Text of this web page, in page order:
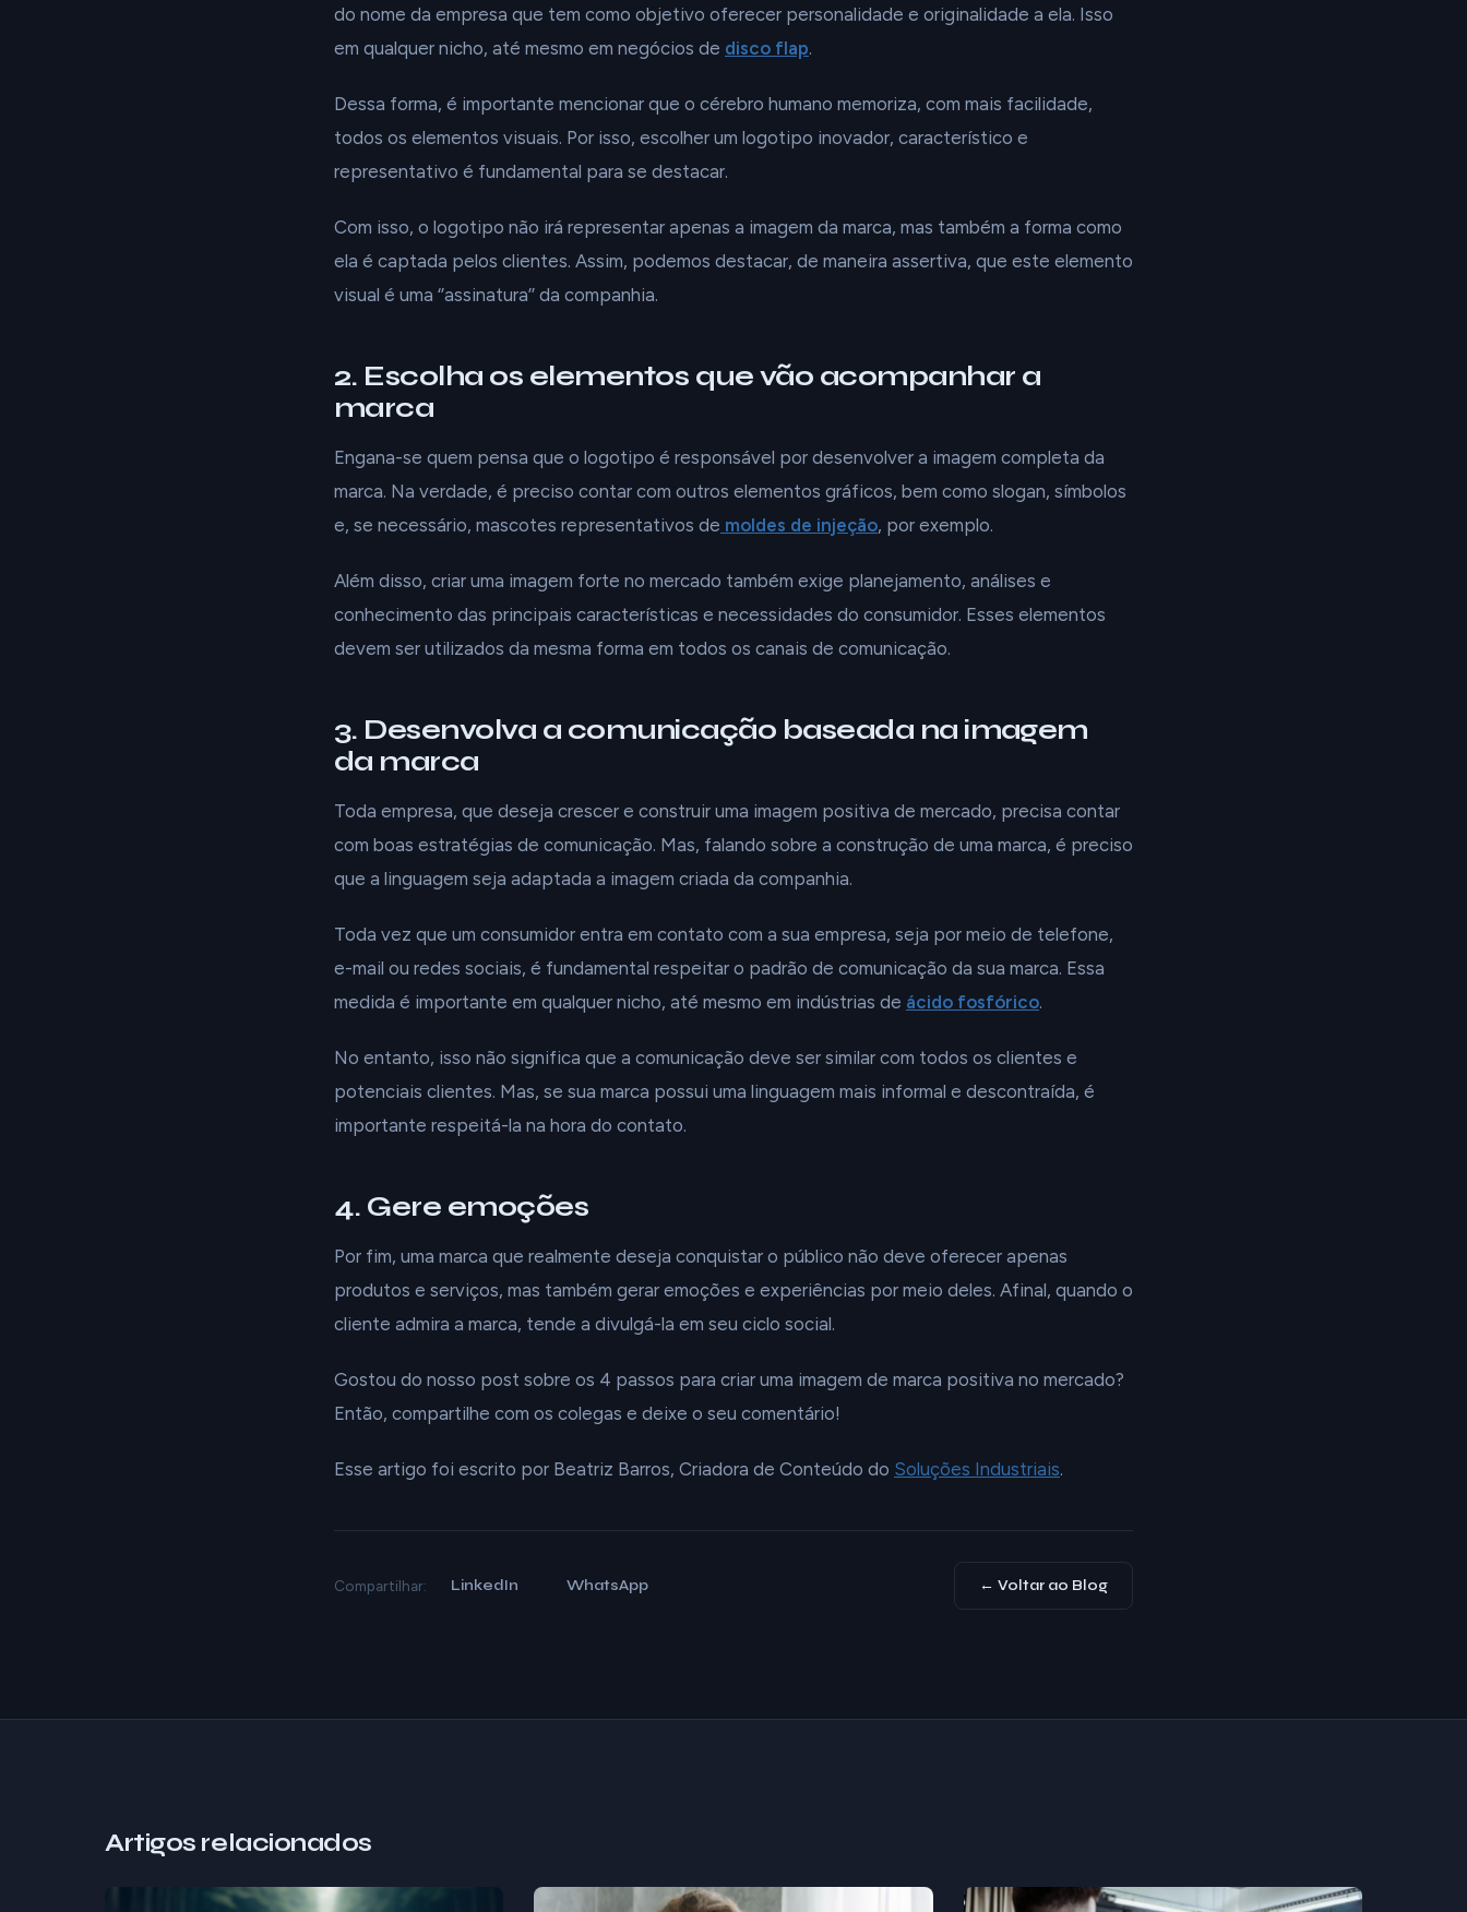
do nome da empresa que tem como objetivo oferecer personalidade e originalidade a ela. Isso
em qualquer nicho, até mesmo em negócios de disco flap.
Dessa forma, é importante mencionar que o cérebro humano memoriza, com mais facilidade,
todos os elementos visuais. Por isso, escolher um logotipo inovador, característico e
representativo é fundamental para se destacar.
Com isso, o logotipo não irá representar apenas a imagem da marca, mas também a forma como
ela é captada pelos clientes. Assim, podemos destacar, de maneira assertiva, que este elemento
visual é uma ‘’assinatura’’ da companhia.
2. Escolha os elementos que vão acompanhar a
marca
Engana-se quem pensa que o logotipo é responsável por desenvolver a imagem completa da
marca. Na verdade, é preciso contar com outros elementos gráficos, bem como slogan, símbolos
e, se necessário, mascotes representativos de moldes de injeção, por exemplo.
Além disso, criar uma imagem forte no mercado também exige planejamento, análises e
conhecimento das principais características e necessidades do consumidor. Esses elementos
devem ser utilizados da mesma forma em todos os canais de comunicação.
3. Desenvolva a comunicação baseada na imagem
da marca
Toda empresa, que deseja crescer e construir uma imagem positiva de mercado, precisa contar
com boas estratégias de comunicação. Mas, falando sobre a construção de uma marca, é preciso
que a linguagem seja adaptada a imagem criada da companhia.
Toda vez que um consumidor entra em contato com a sua empresa, seja por meio de telefone,
e-mail ou redes sociais, é fundamental respeitar o padrão de comunicação da sua marca. Essa
medida é importante em qualquer nicho, até mesmo em indústrias de ácido fosfórico.
No entanto, isso não significa que a comunicação deve ser similar com todos os clientes e
potenciais clientes. Mas, se sua marca possui uma linguagem mais informal e descontraída, é
importante respeitá-la na hora do contato.
4. Gere emoções
Por fim, uma marca que realmente deseja conquistar o público não deve oferecer apenas
produtos e serviços, mas também gerar emoções e experiências por meio deles. Afinal, quando o
cliente admira a marca, tende a divulgá-la em seu ciclo social.
Gostou do nosso post sobre os 4 passos para criar uma imagem de marca positiva no mercado?
Então, compartilhe com os colegas e deixe o seu comentário!
Esse artigo foi escrito por Beatriz Barros, Criadora de Conteúdo do Soluções Industriais.
Compartilhar: LinkedIn WhatsApp ← Voltar ao Blog
Artigos relacionados